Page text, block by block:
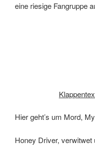
eine riesige Fangruppe
Hier geht’s um Mord,
Honey Driver, verwitwet